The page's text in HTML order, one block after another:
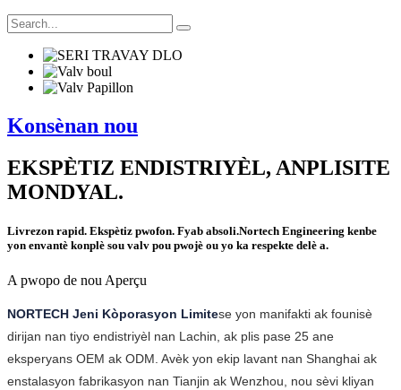
Konsènan nou
EKSPÈTIZ ENDISTRIYÈL, ANPLISITE
MONDYAL.
Livrezon rapid. Ekspètiz pwofon. Fyab absoli.Nortech Engineering kenbe
yon envantè konplè sou valv pou pwojè ou yo ka respekte delè a.
A pwopo de nou Aperçu
NORTECH Jeni Kòporasyon Limitese yon manifakti ak founisè
dirijan nan tiyo endistriyèl nan Lachin, ak plis pase 25 ane
eksperyans OEM ak ODM. Avèk yon ekip lavant nan Shanghai ak
enstalasyon fabrikasyon nan Tianjin ak Wenzhou, nou sèvi kliyan